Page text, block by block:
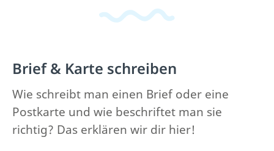
Brief & Karte schreiben
Wie schreibt man einen Brief oder eine
Postkarte und wie beschriftet man sie
richtig? Das erklären wir dir hier!